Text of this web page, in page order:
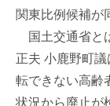
関東比例候補が
国土交通省と
正夫 小鹿野町
転できない高齢
状況から廃止が